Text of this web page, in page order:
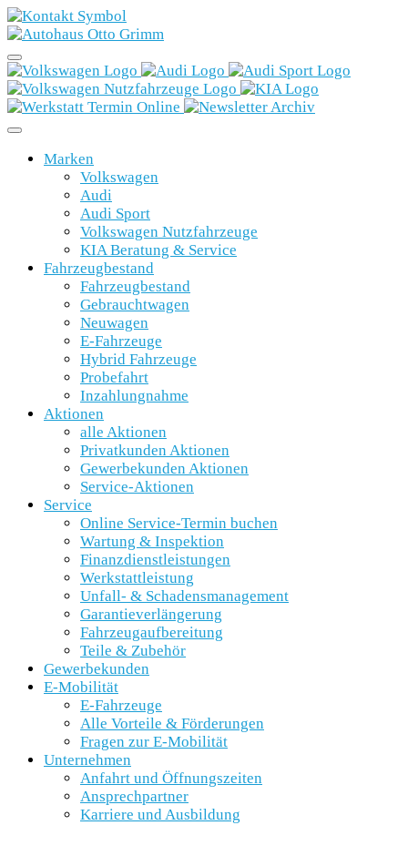
Marken
Volkswagen
Audi
Audi Sport
Volkswagen Nutzfahrzeuge
KIA Beratung & Service
Fahrzeugbestand
Fahrzeugbestand
Gebrauchtwagen
Neuwagen
E-Fahrzeuge
Hybrid Fahrzeuge
Probefahrt
Inzahlungnahme
Aktionen
alle Aktionen
Privatkunden Aktionen
Gewerbekunden Aktionen
Service-Aktionen
Service
Online Service-Termin buchen
Wartung & Inspektion
Finanzdienstleistungen
Werkstattleistung
Unfall- & Schadensmanagement
Garantieverlängerung
Fahrzeugaufbereitung
Teile & Zubehör
Gewerbekunden
E-Mobilität
E-Fahrzeuge
Alle Vorteile & Förderungen
Fragen zur E-Mobilität
Unternehmen
Anfahrt und Öffnungszeiten
Ansprechpartner
Karriere und Ausbildung